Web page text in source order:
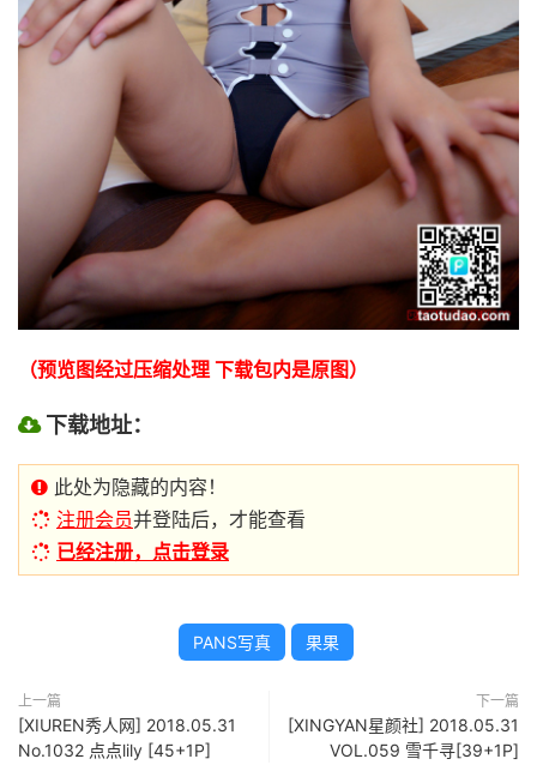
（预览图经过压缩处理 下载包内是原图）
下载地址：
此处为隐藏的内容！
注册会员并登陆后，才能查看
已经注册，点击登录
PANS写真 果果
上一篇
[XIUREN秀人网] 2018.05.31
No.1032 点点lily [45+1P]
下一篇
[XINGYAN星颜社] 2018.05.31
VOL.059 雪千寻[39+1P]